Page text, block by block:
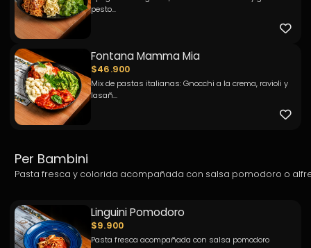
pesto...
Fontana Mamma Mia
$46.900
Mix de pastas italianas: Gnocchi a la crema, ravioli y
lasañ...
Per Bambini
Pasta fresca y colorida acompañada con salsa pomodoro o
Linguini Pomodoro
$9.900
Pasta fresca acompañada con salsa pomodoro